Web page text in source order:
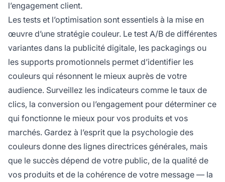
l’engagement client.
Les tests et l’optimisation sont essentiels à la mise en
œuvre d’une stratégie couleur. Le test A/B de différentes
variantes dans la publicité digitale, les packagings ou
les supports promotionnels permet d’identifier les
couleurs qui résonnent le mieux auprès de votre
audience. Surveillez les indicateurs comme le taux de
clics, la conversion ou l’engagement pour déterminer ce
qui fonctionne le mieux pour vos produits et vos
marchés. Gardez à l’esprit que la psychologie des
couleurs donne des lignes directrices générales, mais
que le succès dépend de votre public, de la qualité de
vos produits et de la cohérence de votre message — la